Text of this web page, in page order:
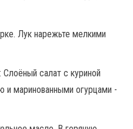
Лук нарежьте мелкими